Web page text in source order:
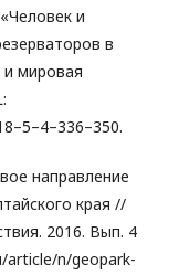
и
в
мировая
направление
края //
2016. Вып. 4
article/n/geopark-